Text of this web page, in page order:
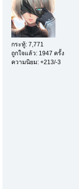
กระทู้: 7,771
ถูกใจแล้ว: 1947 ครั้ง
ความนิยม: +213/-3